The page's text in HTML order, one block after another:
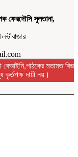
ফেরদৌসি সুলতানা,
বেআইনি,পাঠকের মতামত
দায়ী নয়।